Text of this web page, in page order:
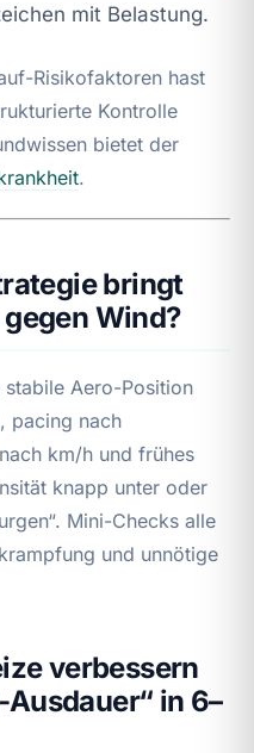
mit Belastung.
Risikofaktoren hast
Kontrolle
bietet der
.
bringt
Wind?
Aero-Position
pacing nach
km/h und frühes
knapp unter oder
Mini-Checks alle
und unnötige
verbessern
in 6–